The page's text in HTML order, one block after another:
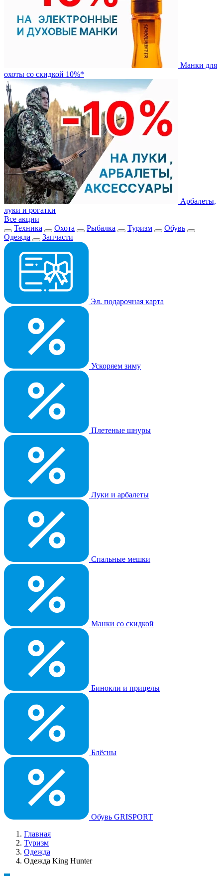
Манки для
охоты со скидкой 10%*
Арбалеты,
луки и рогатки
Все акции
Техника
Охота Рыбалка Туризм
Обувь
Одежда
Запчасти
Эл. подарочная карта
Ускоряем зиму
Плетеные шнуры
Луки и арбалеты
Спальные мешки
Манки со скидкой
Бинокли и прицелы
Блёсны
Обувь GRISPORT
Главная
Туризм
Одежда
Одежда King Hunter